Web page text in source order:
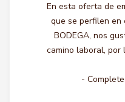
En esta oferta de
que se perfilen en
BODEGA, nos
camino laboral, por
-